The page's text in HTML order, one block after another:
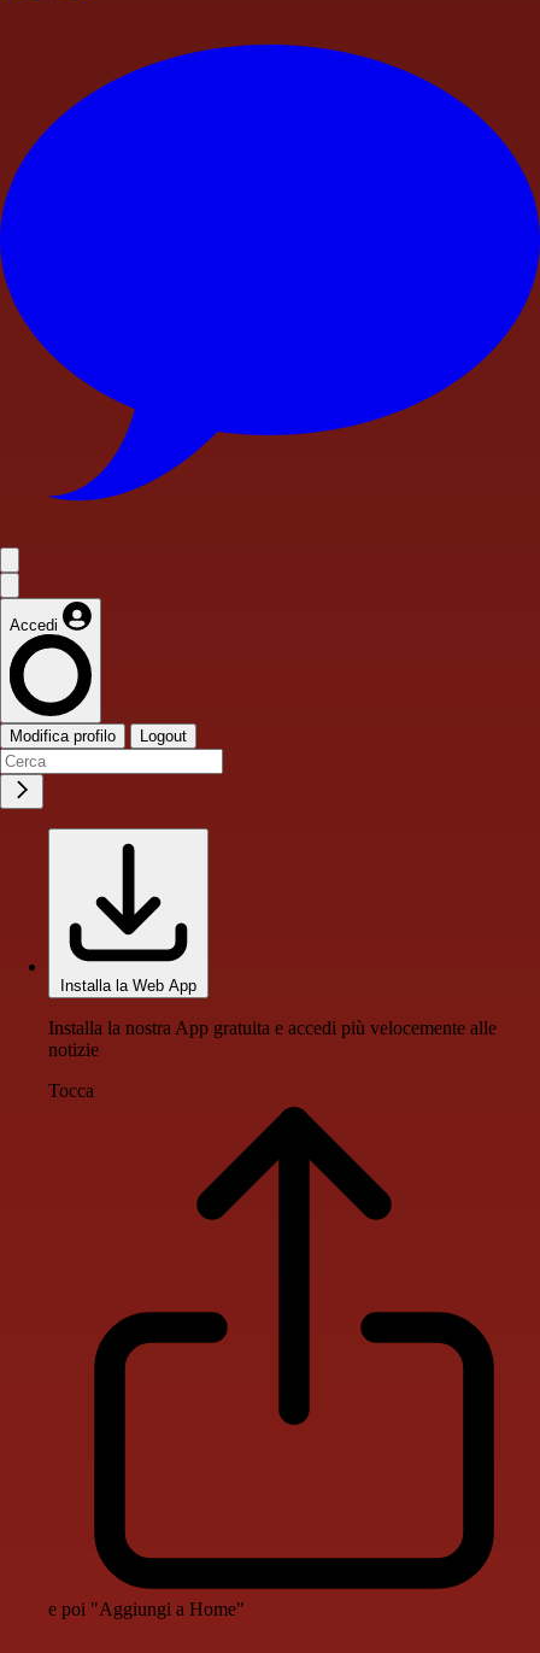
Accedi
Modifica profilo Logout
Installa la Web App
Installa la nostra App gratuita e accedi più velocemente alle
notizie
Tocca
e poi "Aggiungi a Home"